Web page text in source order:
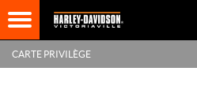
CARTE PRIVILÈGE